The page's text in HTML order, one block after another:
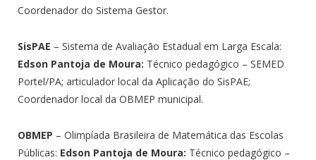
Coordenador do Sistema Gestor.
SisPAE – Sistema de Avaliação Estadual em Larga Escala:
Edson Pantoja de Moura: Técnico pedagógico – SEMED
Portel/PA; articulador local da Aplicação do SisPAE;
Coordenador local da OBMEP municipal.
OBMEP – Olimpíada Brasileira de Matemática das Escolas
Públicas: Edson Pantoja de Moura: Técnico pedagógico –